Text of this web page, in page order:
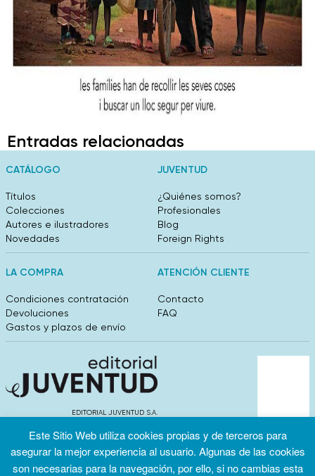
Entradas relacionadas
CATÁLOGO
Títulos
Colecciones
Autores e ilustradores
Novedades
JUVENTUD
¿Quiénes somos?
Profesionales
Blog
Foreign Rights
LA COMPRA
Condiciones contratación
Devoluciones
Gastos y plazos de envío
ATENCIÓN CLIENTE
Contacto
FAQ
EDITORIAL JUVENTUD S.A.
info@editorialjuventud.es
(+34) 93 444 18 00
Este Sitio Web utiliza cookies propias y de terceros para
asegurar la mejor experiencia al usuario. Algunas de las cookies
son necesarias para la navegación, por ello, si no cambias esta